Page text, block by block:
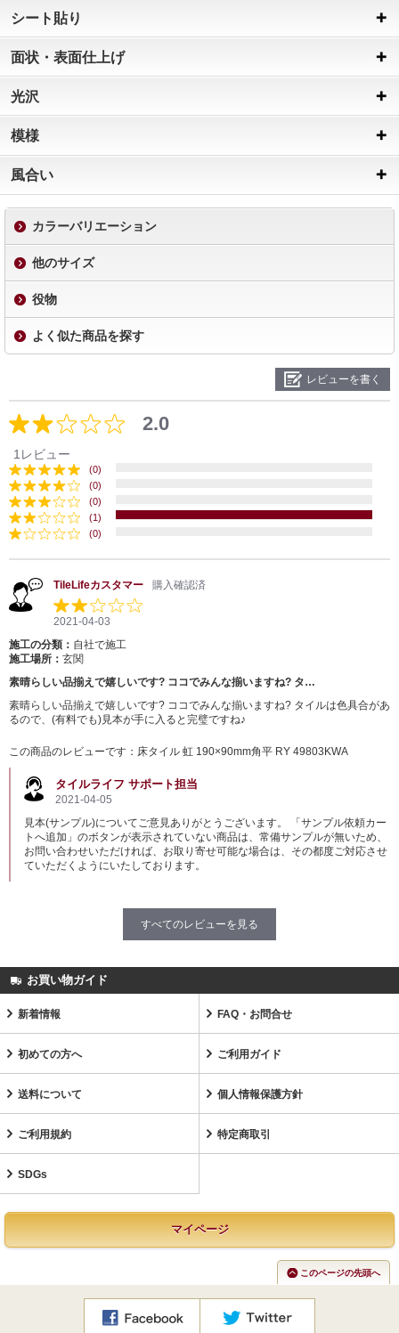
シート貼り
面状・表面仕上げ
光沢
模様
風合い
カラーバリエーション
他のサイズ
役物
よく似た商品を探す
レビューを書く
2.0
1レビュー
(0)
(0)
(0)
(1)
(0)
TileLifeカスタマー 購入確認済
2021-04-03
施工の分類： 自社で施工
施工場所： 玄関
素晴らしい品揃えで嬉しいです? ココでみんな揃いますね? タ…
素晴らしい品揃えで嬉しいです? ココでみんな揃いますね? タイルは色具合があ
るので、(有料でも)見本が手に入ると完璧ですね♪
この商品のレビューです： 床タイル 虹 190×90mm角平 RY 49803KWA
タイルライフ サポート担当
2021-04-05
見本(サンプル)についてご意見ありがとうございます。 「サンプル依頼カー
トへ追加」のボタンが表示されていない商品は、常備サンプルが無いため、
お問い合わせいただければ、お取り寄せ可能な場合は、その都度ご対応させ
ていただくようにいたしております。
すべてのレビューを見る
お買い物ガイド
新着情報 FAQ・お問合せ
初めての方へ ご利用ガイド
送料について 個人情報保護方針
ご利用規約 特定商取引
SDGs
マイページ
このページの先頭へ